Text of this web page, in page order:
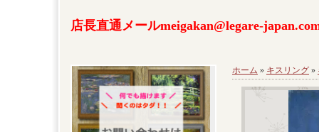
店長直通メールmeigakan@legare-
ホーム » キスリング »